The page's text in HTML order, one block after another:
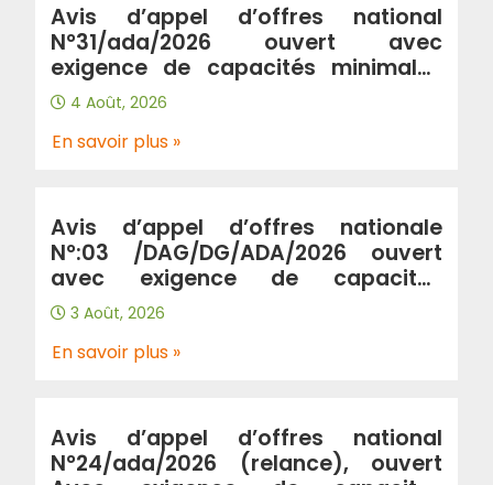
Avis d’appel d’offres national
N°31/ada/2026 ouvert avec
exigence de capacités minimales
portant « Renforcement de
l’autoroute A2 entre la ville de
Birtouta « jonction A2/A100 au
PK31+300 » sur 29km en double sens
(wilaya Alger, Blida, Boumerdes) »
4 Août, 2026
En savoir plus »
Avis d’appel d’offres nationale
N°:03 /DAG/DG/ADA/2026 ouvert
avec exigence de capacités
minimales Portant “prestation de
gardiennage et de surveillance au
profit de l’Algérienne Des
3 Août, 2026
En savoir plus »
Avis d’appel d’offres national
N°24/ada/2026 (relance), ouvert